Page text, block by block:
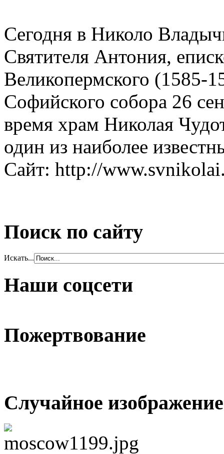
Сегодня в Николо
Святителя Антония,
Великопермского (1585-
Софийского собора 26
время храм Николая
один из наиболее
Сайт: http://
Поиск по сайту
Искать...
Наши соцсети
Пожертвование
Случайное изображение